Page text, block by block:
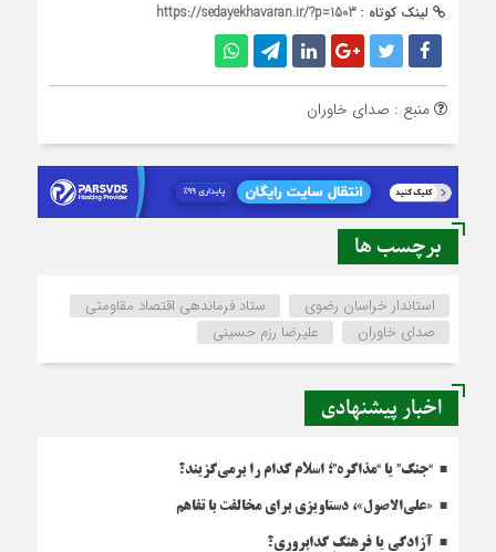
لینک کوتاه : https://sedayekhavaran.ir/?p=1503
منبع : صدای خاوران
برچسب ها
استاندار خراسان رضوی
ستاد فرماندهی اقتصاد مقاومتی
صدای خاوران
علیرضا رزم حسینی
اخبار پیشنهادی
“جنگ” یا “مذاکره”؛ اسلام کدام را برمی‌گزیند؟
«علی‌الاصول»، دستاویزی برای مخالفت با تفاهم
آزادگی یا فرهنگِ گداپروری؟